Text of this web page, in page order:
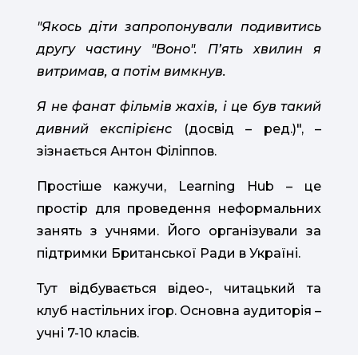
"Якось діти запропонували подивитись
другу частину "Воно". Пʼять хвилин я
витримав, а потім вимкнув.
Я не фанат фільмів жахів, і це був такий
дивний експірієнс (досвід – ред.)", –
зізнається Антон Філіппов.
Простіше кажучи, Learning Hub – це
простір для проведення неформальних
занять з учнями. Його організували за
підтримки Британської Ради в Україні.
Тут відбувається відео-, читацький та
клуб настільних ігор. Основна аудиторія –
учні 7-10 класів.